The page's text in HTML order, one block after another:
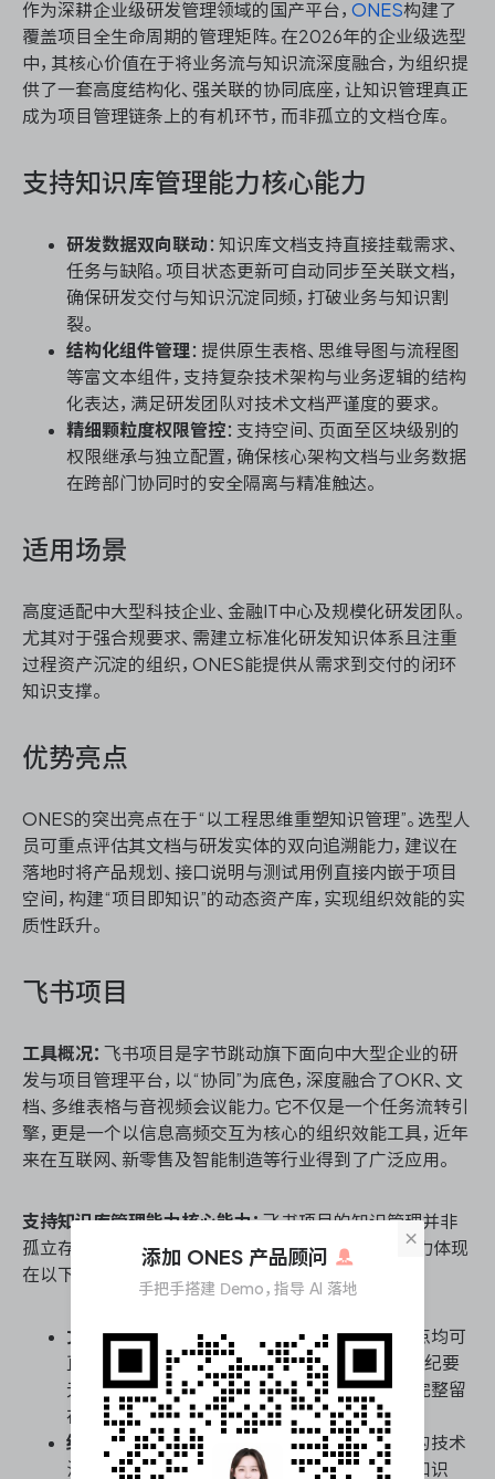
作为深耕企业级研发管理领域的国产平台， ONES构建了
覆盖项目全生命周期的管理矩阵。在2026年的企业级选型
中，其核心价值在于将业务流与知识流深度融合，为组织提
供了一套高度结构化、强关联的协同底座，让知识管理真正
成为项目管理链条上的有机环节，而非孤立的文档仓库。
支持知识库管理能力核心能力
研发数据双向联动 ：知识库文档支持直接挂载需求、
任务与缺陷。项目状态更新可自动同步至关联文档，
确保研发交付与知识沉淀同频，打破业务与知识割
裂。
结构化组件管理：提供原生表格、思维导图与流程图
等富文本组件，支持复杂技术架构与业务逻辑的结构
化表达，满足研发团队对技术文档严谨度的要求。
精细颗粒度权限管控：支持空间、页面至区块级别的
权限继承与独立配置，确保核心架构文档与业务数据
在跨部门协同时的安全隔离与精准触达。
适用场景
高度适配中大型科技企业、金融IT中心及规模化研发团队。
尤其对于强合规要求、需建立标准化研发知识体系且注重
过程资产沉淀的组织，ONES能提供从需求到交付的闭环
知识支撑。
优势亮点
ONES的突出亮点在于“以工程思维重塑知识管理”。选型人
员可重点评估其文档与研发实体的双向追溯能力，建议在
落地时将产品规划、接口说明与测试用例直接内嵌于项目
空间，构建“项目即知识”的动态资产库，实现组织效能的实
质性跃升。
飞书项目
工具概况：
飞书项目是字节跳动旗下面向中大型企业的研
发与项目管理平台，以“协同”为底色，深度融合了OKR、文
档、多维表格与音视频会议能力。它不仅是一个任务流转引
擎，更是一个以信息高频交互为核心的组织效能工具，近年
来在互联网、新零售及智能制造等行业得到了广泛应用。
支持知识库管理能力核心能力：飞书项目的知识管理并非
孤立存在，而是与业务执行过程深度绑定，其核心能力体现
在以下方面：
文档与项目空间的深度原生融合：每个项目节点均可
直接关联飞书文档，需求文档、技术方案与会议纪要
无需跳出系统即可沉淀，确保了业务上下文的完整留
存。
结构化知识的多维表格承载： 针对研发过程中的技术
沉淀与缺陷复盘，可通过多维表格搭建轻量级知识
×
添加 ONES 产品顾问
手把手搭建 Demo，指导 AI 落地